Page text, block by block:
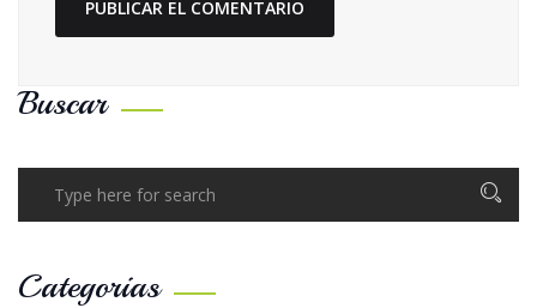
Buscar
Categorias